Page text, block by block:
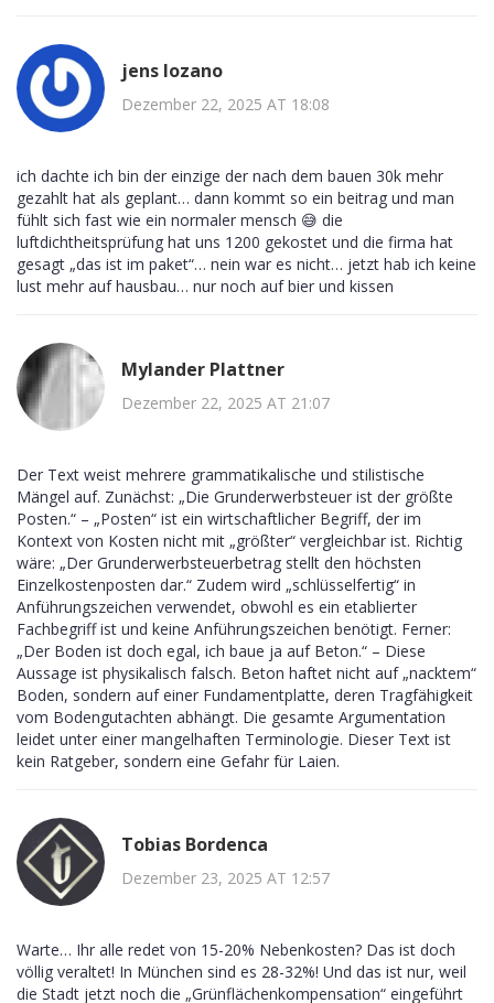
jens lozano
Dezember 22, 2025 AT 18:08
ich dachte ich bin der einzige der nach dem bauen 30k mehr
gezahlt hat als geplant… dann kommt so ein beitrag und man
fühlt sich fast wie ein normaler mensch 😅 die
luftdichtheitsprüfung hat uns 1200 gekostet und die firma hat
gesagt „das ist im paket“… nein war es nicht… jetzt hab ich keine
lust mehr auf hausbau… nur noch auf bier und kissen
Mylander Plattner
Dezember 22, 2025 AT 21:07
Der Text weist mehrere grammatikalische und stilistische
Mängel auf. Zunächst: „Die Grunderwerbsteuer ist der größte
Posten.“ – „Posten“ ist ein wirtschaftlicher Begriff, der im
Kontext von Kosten nicht mit „größter“ vergleichbar ist. Richtig
wäre: „Der Grunderwerbsteuerbetrag stellt den höchsten
Einzelkostenposten dar.“ Zudem wird „schlüsselfertig“ in
Anführungszeichen verwendet, obwohl es ein etablierter
Fachbegriff ist und keine Anführungszeichen benötigt. Ferner:
„Der Boden ist doch egal, ich baue ja auf Beton.“ – Diese
Aussage ist physikalisch falsch. Beton haftet nicht auf „nacktem“
Boden, sondern auf einer Fundamentplatte, deren Tragfähigkeit
vom Bodengutachten abhängt. Die gesamte Argumentation
leidet unter einer mangelhaften Terminologie. Dieser Text ist
kein Ratgeber, sondern eine Gefahr für Laien.
Tobias Bordenca
Dezember 23, 2025 AT 12:57
Warte… Ihr alle redet von 15-20% Nebenkosten? Das ist doch
völlig veraltet! In München sind es 28-32%! Und das ist nur, weil
die Stadt jetzt noch die „Grünflächenkompensation“ eingeführt